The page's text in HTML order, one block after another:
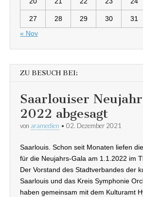
27 28 29 30
31
« Nov
ZU BESUCH BEI:
Saarlouiser
2022 abgesagt
von aramedien • 02. Dezember 2021
Saarlouis. Schon seit Monaten liefen
für die Neujahrs-Gala am 1.1.2022 im
Der Vorstand des Stadtverbandes der
Saarlouis und das Kreis Symphonie
haben gemeinsam mit dem Kulturamt